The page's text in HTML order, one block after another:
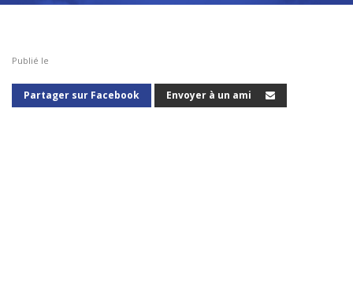
Publié le
Partager sur Facebook Envoyer à un ami